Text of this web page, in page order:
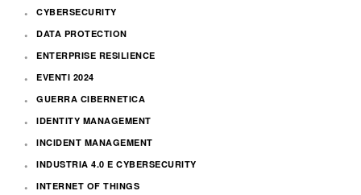
CYBERSECURITY
DATA PROTECTION
ENTERPRISE RESILIENCE
EVENTI 2024
GUERRA CIBERNETICA
IDENTITY MANAGEMENT
INCIDENT MANAGEMENT
INDUSTRIA 4.0 E CYBERSECURITY
INTERNET OF THINGS